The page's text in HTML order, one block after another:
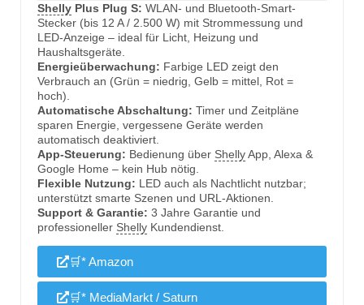
Shelly Plus Plug S: WLAN- und Bluetooth-Smart-
Stecker (bis 12 A / 2.500 W) mit Strommessung und
LED-Anzeige – ideal für Licht, Heizung und
Haushaltsgeräte.
Energieüberwachung: Farbige LED zeigt den
Verbrauch an (Grün = niedrig, Gelb = mittel, Rot =
hoch).
Automatische Abschaltung: Timer und Zeitpläne
sparen Energie, vergessene Geräte werden
automatisch deaktiviert.
App-Steuerung: Bedienung über ShellyApp, Alexa &
Google Home – kein Hub nötig.
Flexible Nutzung: LED auch als Nachtlicht nutzbar;
unterstützt smarte Szenen und URL-Aktionen.
Support & Garantie: 3 Jahre Garantie und
professioneller Shelly Kundendienst.
🛒* Amazon
🛒* MediaMarkt / Saturn